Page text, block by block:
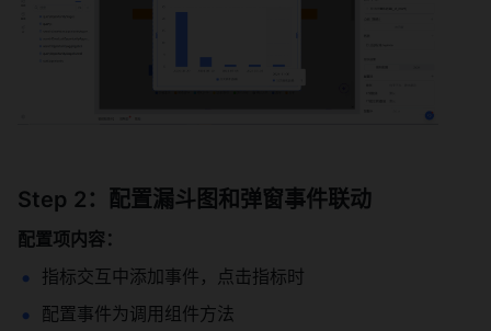
Step 2：配置漏斗图和弹窗事件联动
配置项内容：
指标交互中添加事件，点击指标时
配置事件为调用组件方法